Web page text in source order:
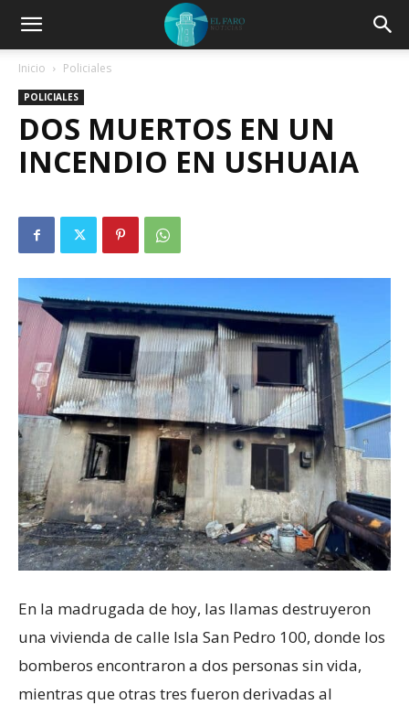
Inicio Policiales
POLICIALES
DOS MUERTOS EN UN
INCENDIO EN USHUAIA
En la madrugada de hoy, las llamas destruyeron
una vivienda de calle Isla San Pedro 100, donde los
bomberos encontraron a dos personas sin vida,
mientras que otras tres fueron derivadas al